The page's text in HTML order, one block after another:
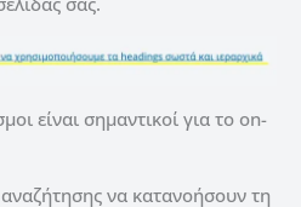
είναι σημαντικοί για το on-
να κατανοήσουν τη